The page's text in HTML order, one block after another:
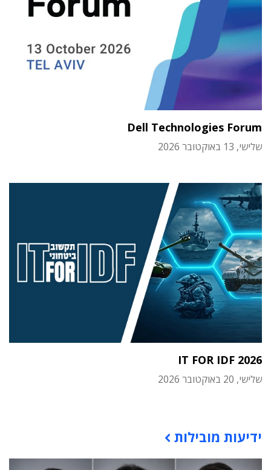
Dell Technologies Forum
שלישי, 13 באוקטובר 2026
IT FOR IDF 2026
שלישי, 20 באוקטובר 2026
ידיעות מובילות